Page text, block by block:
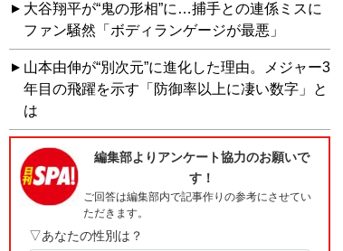
大谷翔平が“鬼の形相”に…捕手との連係ミスに
ファン騒然「ボディランゲージが最悪」
山本由伸が“別次元”に進化した理由。メジャー3
年目の飛躍を示す「防御率以上に凄い数字」と
は